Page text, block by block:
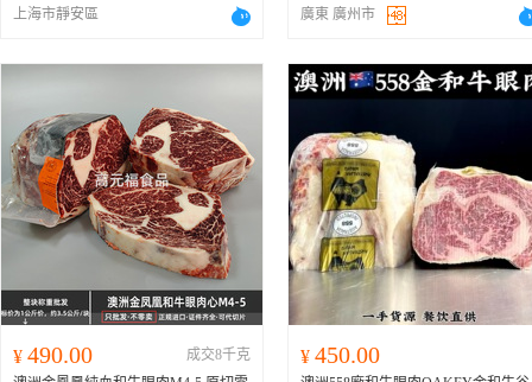
上海市靜安區 廣東 廣州市
¥ 490.00
成交8千克
¥ 450.00